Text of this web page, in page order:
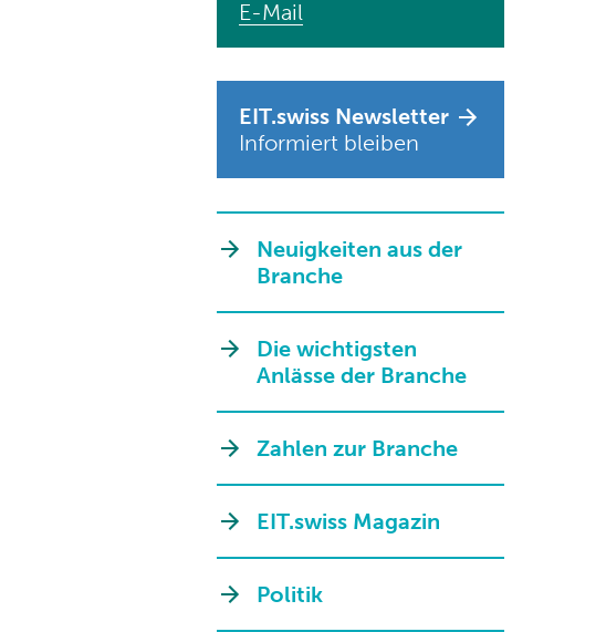
E-Mail
EIT.swiss Newsletter
Informiert bleiben
Neuigkeiten aus der
Branche
Die wichtigsten
Anlässe der Branche
Zahlen zur Branche
EIT.swiss Magazin
Politik